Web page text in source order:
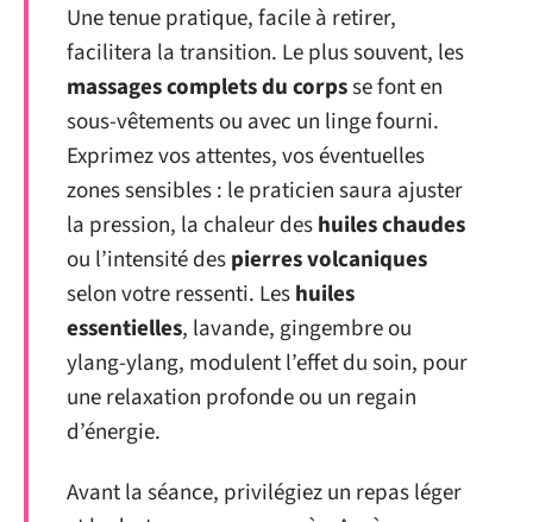
Une tenue pratique, facile à retirer,
facilitera la transition. Le plus souvent, les
massages complets du corpsse font en
sous-vêtements ou avec un linge fourni.
Exprimez vos attentes, vos éventuelles
zones sensibles : le praticien saura ajuster
la pression, la chaleur deshuiles chaudes
ou l’intensité despierres volcaniques
selon votre ressenti. Leshuiles
essentielles, lavande, gingembre ou
ylang-ylang, modulent l’effet du soin, pour
une relaxation profonde ou un regain
d’énergie.
Avant la séance, privilégiez un repas léger